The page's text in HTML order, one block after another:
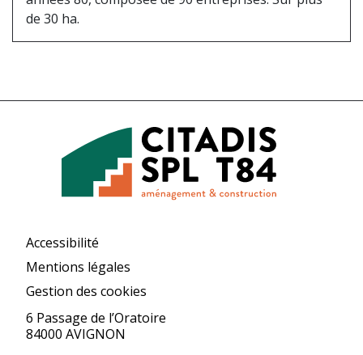
de 30 ha.
Accessibilité
Mentions légales
Gestion des cookies
6 Passage de l’Oratoire
84000 AVIGNON